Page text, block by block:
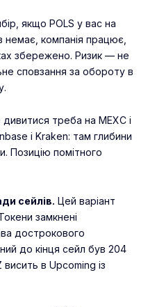
якщо POLS у вас на
немає, компанія працює,
збережено. Ризик — не
сповзання за обороту в
треба на MEXC і
і Kraken: там глибини
Позицію помітного
сейлів. Цей варіант
замкнені
дострокового
до кінця сейл був 204
в Upcoming із